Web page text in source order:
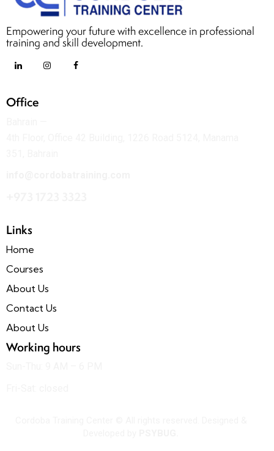
Empowering your future with excellence in professional
training and skill development.
Office
Links
Home
Courses
About Us
Contact Us
About Us
Working hours